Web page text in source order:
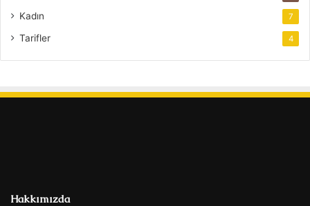
Kadın 7
Tarifler 4
Hakkımızda